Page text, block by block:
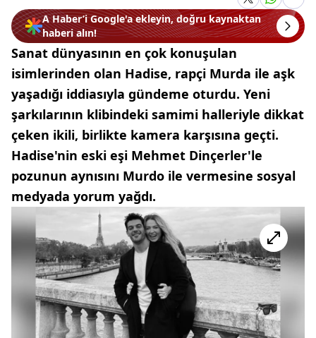
A Haber’i Google'a ekleyin, doğru kaynaktan
haberi alın!
Sanat dünyasının en çok konuşulan
isimlerinden olan Hadise, rapçi Murda ile aşk
yaşadığı iddiasıyla gündeme oturdu. Yeni
şarkılarının klibindeki samimi halleriyle dikkat
çeken ikili, birlikte kamera karşısına geçti.
Hadise'nin eski eşi Mehmet Dinçerler'le
pozunun aynısını Murdo ile vermesine sosyal
medyada yorum yağdı.